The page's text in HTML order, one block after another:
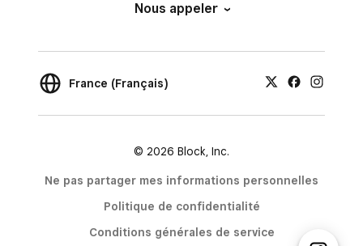
Nous appeler
France (Français)
© 2026 Block, Inc.
Ne pas partager mes informations personnelles
Politique de confidentialité
Conditions générales de service